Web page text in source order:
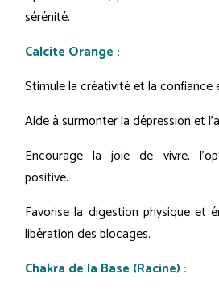
sérénité.
Calcite Orange :
Stimule la créativité et la confiance
Aide à surmonter la dépression et
Encourage la joie de vivre,
positive.
Favorise la digestion physique et
libération des blocages.
Chakra de la Base (Racine) :